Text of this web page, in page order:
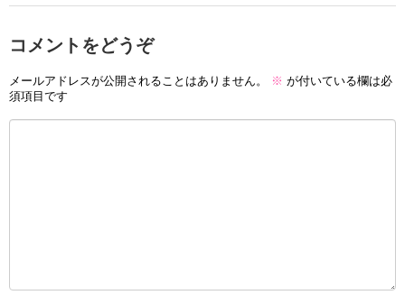
コメントをどうぞ
メールアドレスが公開されることはありません。 ※ が付いている欄は必
須項目です